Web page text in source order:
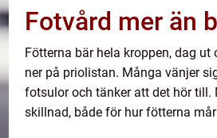
Fotvård
Fötterna bär hela kroppen, dag
ner på priolistan. Många vänjer
fotsulor och tänker att det hör till.
skillnad, både för hur fötterna